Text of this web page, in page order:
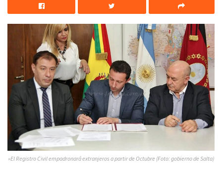
»El Registro Civil empadronará extranjeros a partir de Octubre (Foto: gobierno de Salta)